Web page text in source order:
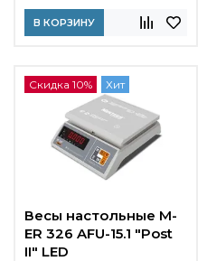
В КОРЗИНУ
Скидка 10% Хит
Весы настольные M-
ER 326 AFU-15.1 "Post
II" LED